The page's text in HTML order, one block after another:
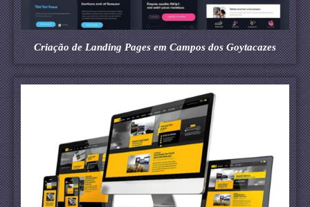
Criação de Landing Pages em Campos dos Goytacazes